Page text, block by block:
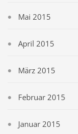
Mai 2015
April 2015
März 2015
Februar 2015
Januar 2015